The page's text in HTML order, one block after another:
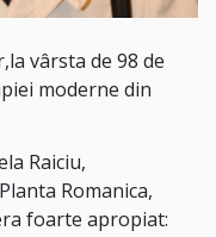
vârsta de 98 de
moderne din
Raiciu,
Romanica,
foarte apropiat: